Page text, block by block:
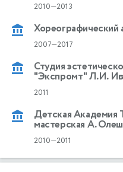
2010—2013
Хореографический
2007—2017
Студия
"Экспромт" Л.И.
2011
Детская Академия
мастерская А.
2010—2011